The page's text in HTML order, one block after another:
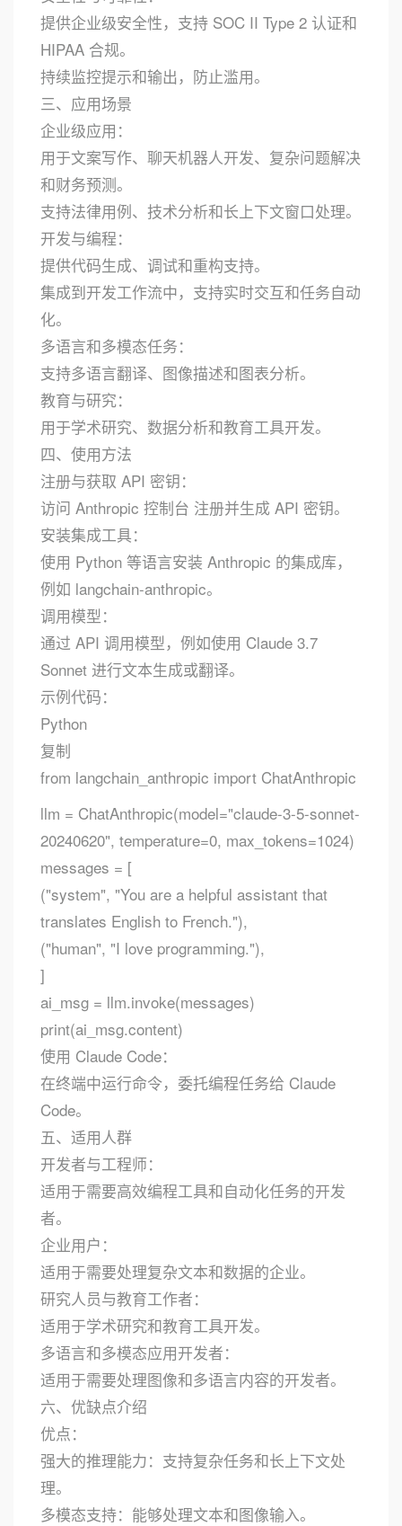
提供企业级安全性，支持 SOC II Type 2 认证和
HIPAA 合规。
持续监控提示和输出，防止滥用。
三、应用场景
企业级应用：
用于文案写作、聊天机器人开发、复杂问题解决
和财务预测。
支持法律用例、技术分析和长上下文窗口处理。
开发与编程：
提供代码生成、调试和重构支持。
集成到开发工作流中，支持实时交互和任务自动
化。
多语言和多模态任务：
支持多语言翻译、图像描述和图表分析。
教育与研究：
用于学术研究、数据分析和教育工具开发。
四、使用方法
注册与获取 API 密钥：
访问 Anthropic 控制台 注册并生成 API 密钥。
安装集成工具：
使用 Python 等语言安装 Anthropic 的集成库，
例如 langchain-anthropic。
调用模型：
通过 API 调用模型，例如使用 Claude 3.7
Sonnet 进行文本生成或翻译。
示例代码：
Python
复制
from langchain_anthropic import ChatAnthropic
llm = ChatAnthropic(model="claude-3-5-sonnet-
20240620", temperature=0, max_tokens=1024)
messages = [
("system", "You are a helpful assistant that
translates English to French."),
("human", "I love programming."),
]
ai_msg = llm.invoke(messages)
print(ai_msg.content)
使用 Claude Code：
在终端中运行命令，委托编程任务给 Claude
Code。
五、适用人群
开发者与工程师：
适用于需要高效编程工具和自动化任务的开发
者。
企业用户：
适用于需要处理复杂文本和数据的企业。
研究人员与教育工作者：
适用于学术研究和教育工具开发。
多语言和多模态应用开发者：
适用于需要处理图像和多语言内容的开发者。
六、优缺点介绍
优点：
强大的推理能力：支持复杂任务和长上下文处
理。
多模态支持：能够处理文本和图像输入。